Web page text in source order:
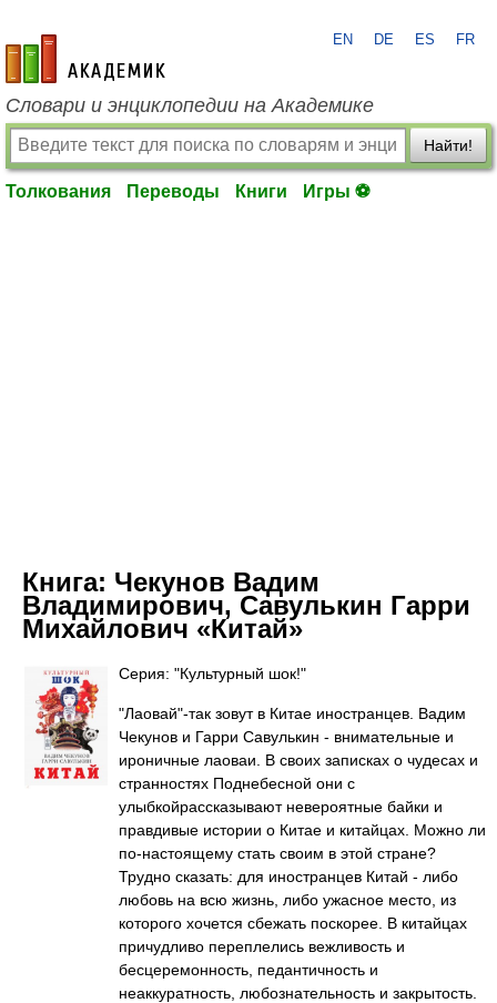
academic.ru
EN DE ES FR
Словари и энциклопедии на Академике
Найти!
Толкования Переводы Книги Игры ⚽
Книга: Чекунов Вадим
Владимирович, Савулькин Гарри
Михайлович «Китай»
Серия: "Культурный шок!"
"Лаовай"-так зовут в Китае иностранцев. Вадим
Чекунов и Гарри Савулькин - внимательные и
ироничные лаоваи. В своих записках о чудесах и
странностях Поднебесной они с
улыбкойрассказывают невероятные байки и
правдивые истории о Китае и китайцах. Можно ли
по-настоящему стать своим в этой стране?
Трудно сказать: для иностранцев Китай - либо
любовь на всю жизнь, либо ужасное место, из
которого хочется сбежать поскорее. В китайцах
причудливо переплелись вежливость и
бесцеремонность, педантичность и
неаккуратность, любознательность и закрытость.